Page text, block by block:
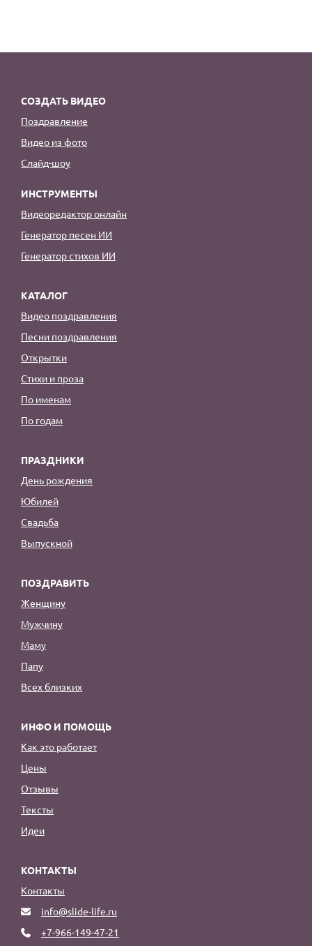
СОЗДАТЬ ВИДЕО
Поздравление
Видео из фото
Слайд-шоу
ИНСТРУМЕНТЫ
Видеоредактор онлайн
Генератор песен ИИ
Генератор стихов ИИ
КАТАЛОГ
Видео поздравления
Песни поздравления
Открытки
Стихи и проза
По именам
По годам
ПРАЗДНИКИ
День рождения
Юбилей
Свадьба
Выпускной
ПОЗДРАВИТЬ
Женщину
Мужчину
Маму
Папу
Всех близких
ИНФО И ПОМОЩЬ
Как это работает
Цены
Отзывы
Тексты
Идеи
КОНТАКТЫ
Контакты
info@slide-life.ru
+7-966-149-47-21